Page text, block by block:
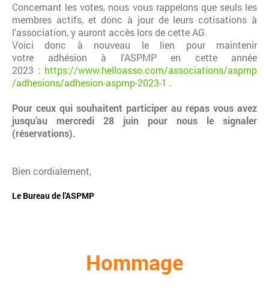
Concernant les votes, nous vous rappelons que seuls les
membres actifs, et donc à jour de leurs cotisations à
l'association, y auront accès lors de cette AG.
Voici donc à nouveau le lien pour maintenir
votre adhésion à l'ASPMP en cette année
2023 : https://www.helloasso.com/associations/aspmp
/adhesions/adhesion-aspmp-2023-1 .
Pour ceux qui souhaitent participer au repas vous avez
jusqu’au mercredi 28 juin pour nous le signaler
(réservations).
Bien cordialement,
Le Bureau de l'ASPMP
Hommage